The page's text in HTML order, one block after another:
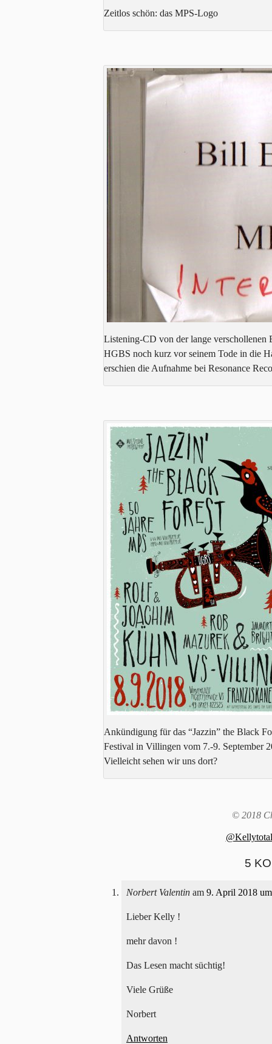
Zeitlos schön: das MPS-Logo
Listening-CD von der lange
HGBS noch kurz vor seinem Tode in die
erschien die Aufnahme bei Resonance
Ankündigung für das “Jazzin” the Black
Festival in Villingen vom 7.-9. September
Vielleicht sehen wir uns dort?
© 2018
5
Norbert Valentin am 9. April 2018
Lieber Kelly !
mehr davon !
Das Lesen macht süchtig!
Viele Grüße
Norbert
Antworten